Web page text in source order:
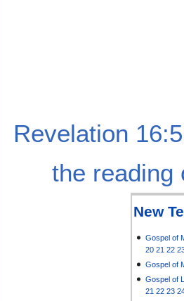
Revelation
the reading
New
Gospel of
20 21 22
Gospel of
Gospel of
21 22 23